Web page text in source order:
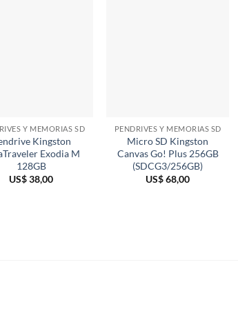
Y MEMORIAS SD
Kingston
Exodia M
128GB
US$38,00
PENDRIVES Y MEMORIAS SD
Micro SD Kingston
Canvas Go! Plus 256GB
(SDCG3/256GB)
US$68,00